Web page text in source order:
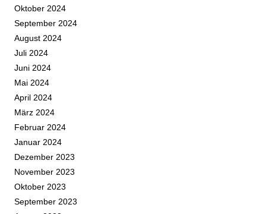
Oktober 2024
September 2024
August 2024
Juli 2024
Juni 2024
Mai 2024
April 2024
März 2024
Februar 2024
Januar 2024
Dezember 2023
November 2023
Oktober 2023
September 2023